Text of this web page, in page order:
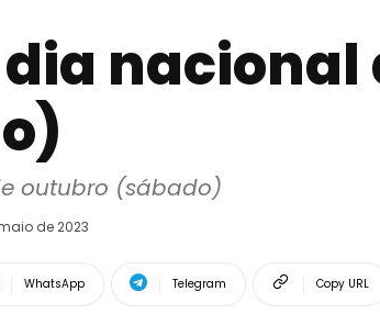
nacional
outubro (sábado)
de 2023
WhatsApp Telegram Copy URL